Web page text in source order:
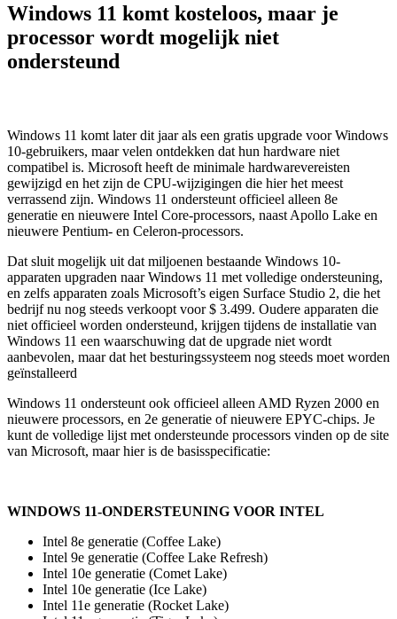
Windows 11 komt kosteloos, maar je
processor wordt mogelijk niet
ondersteund
Windows 11 komt later dit jaar als een gratis upgrade voor Windows
10-gebruikers, maar velen ontdekken dat hun hardware niet
compatibel is. Microsoft heeft de minimale hardwarevereisten
gewijzigd en het zijn de CPU-wijzigingen die hier het meest
verrassend zijn. Windows 11 ondersteunt officieel alleen 8e
generatie en nieuwere Intel Core-processors, naast Apollo Lake en
nieuwere Pentium- en Celeron-processors.
Dat sluit mogelijk uit dat miljoenen bestaande Windows 10-
apparaten upgraden naar Windows 11 met volledige ondersteuning,
en zelfs apparaten zoals Microsoft’s eigen Surface Studio 2, die het
bedrijf nu nog steeds verkoopt voor $ 3.499. Oudere apparaten die
niet officieel worden ondersteund, krijgen tijdens de installatie van
Windows 11 een waarschuwing dat de upgrade niet wordt
aanbevolen, maar dat het besturingssysteem nog steeds moet worden
geïnstalleerd
Windows 11 ondersteunt ook officieel alleen AMD Ryzen 2000 en
nieuwere processors, en 2e generatie of nieuwere EPYC-chips. Je
kunt de volledige lijst met ondersteunde processors vinden op de site
van Microsoft, maar hier is de basisspecificatie:
WINDOWS 11-ONDERSTEUNING VOOR INTEL
Intel 8e generatie (Coffee Lake)
Intel 9e generatie (Coffee Lake Refresh)
Intel 10e generatie (Comet Lake)
Intel 10e generatie (Ice Lake)
Intel 11e generatie (Rocket Lake)